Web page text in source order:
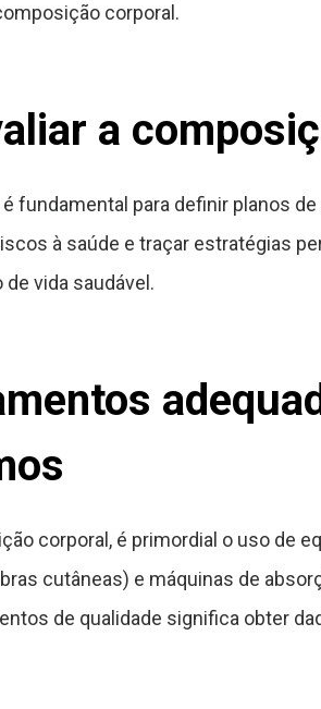
corporal.
a
fundamental para definir planos
à saúde e traçar estratégias
vida saudável.
corporal, é primordial o uso de
cutâneas) e máquinas de
de qualidade significa obter